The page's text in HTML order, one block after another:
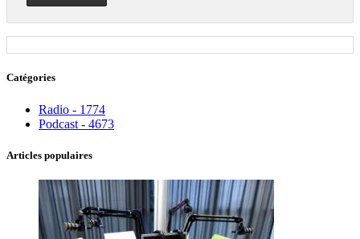
Catégories
Radio - 1774
Podcast - 4673
Articles populaires